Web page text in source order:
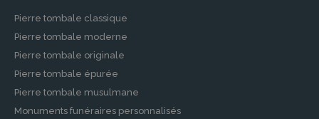
personnalisation sont nombreuses pour que
chaque cérémonie soit unique et mémorable.
Thanatopraxie
La thanatopraxie fait également partie des
services offerts par DUBOSQUEILLE. Nos
Pierre tombale classique
Pierre tombale moderne
Pierre tombale originale
Pierre tombale épurée
Pierre tombale musulmane
Monuments funéraires personnalisés